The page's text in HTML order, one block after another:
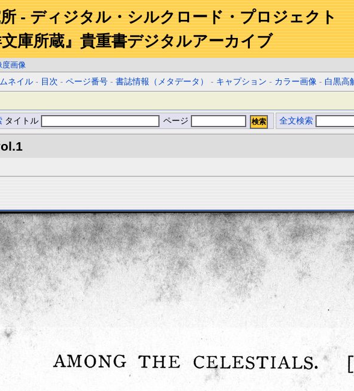
- ディジタル・シルクロード・プロジェクト
庫所蔵』貴重書デジタルアーカイブ
度画像
ネイル - 目次 -ページ番号 -書誌情報（メタデータ） - キャプション - カラー画像 - 白黒高
タイトル ページ 全文検索